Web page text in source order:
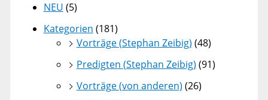
NEU (5)
Kategorien (181)
Vorträge (Stephan Zeibig) (48)
Predigten (Stephan Zeibig) (91)
Vorträge (von anderen) (26)